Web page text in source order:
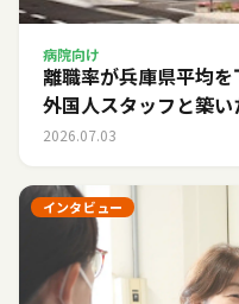
病院向け
離職率が兵庫県平均
外国人スタッフと築い
2026.07.03
インタビュー